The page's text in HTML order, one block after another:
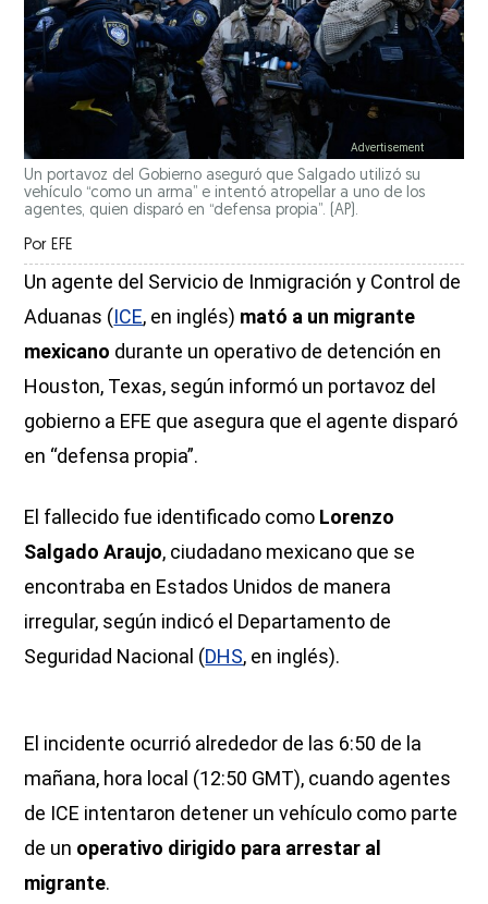
Un portavoz del Gobierno aseguró que Salgado utilizó su
vehículo “como un arma” e intentó atropellar a uno de los
agentes, quien disparó en “defensa propia”. (AP).
Por EFE
Un agente del Servicio de Inmigración y Control de
Aduanas (ICE, en inglés) mató a un migrante
mexicano durante un operativo de detención en
Houston, Texas, según informó un portavoz del
gobierno a EFE que asegura que el agente disparó
en “defensa propia”.
El fallecido fue identificado como Lorenzo
Salgado Araujo, ciudadano mexicano que se
encontraba en Estados Unidos de manera
irregular, según indicó el Departamento de
Seguridad Nacional (DHS, en inglés).
El incidente ocurrió alrededor de las 6:50 de la
mañana, hora local (12:50 GMT), cuando agentes
de ICE intentaron detener un vehículo como parte
de un operativo dirigido para arrestar al
migrante.